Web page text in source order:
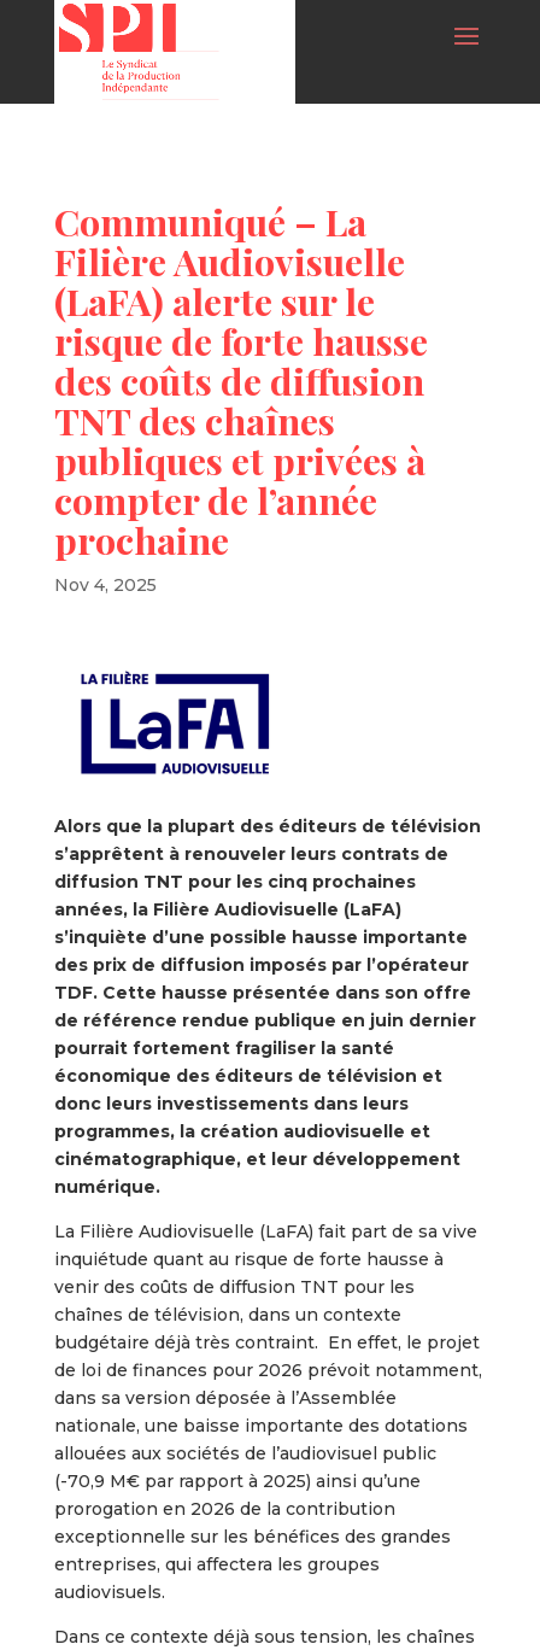
Communiqué – La
Filière Audiovisuelle
(LaFA) alerte sur le
risque de forte hausse
des coûts de diffusion
TNT des chaînes
publiques et privées à
compter de l’année
prochaine
Nov 4, 2025
Alors que la plupart des éditeurs de télévision
s’apprêtent à renouveler leurs contrats de
diffusion TNT pour les cinq prochaines
années, la Filière Audiovisuelle (LaFA)
s’inquiète d’une possible hausse importante
des prix de diffusion imposés par l’opérateur
TDF. Cette hausse présentée dans son offre
de référence rendue publique en juin dernier
pourrait fortement fragiliser la santé
économique des éditeurs de télévision et
donc leurs investissements dans leurs
programmes, la création audiovisuelle et
cinématographique, et leur développement
numérique.
La Filière Audiovisuelle (LaFA) fait part de sa vive
inquiétude quant au risque de forte hausse à
venir des coûts de diffusion TNT pour les
chaînes de télévision, dans un contexte
budgétaire déjà très contraint. En effet, le projet
de loi de finances pour 2026 prévoit notamment,
dans sa version déposée à l’Assemblée
nationale, une baisse importante des dotations
allouées aux sociétés de l’audiovisuel public
(-70,9 M€ par rapport à 2025) ainsi qu’une
prorogation en 2026 de la contribution
exceptionnelle sur les bénéfices des grandes
entreprises, qui affectera les groupes
audiovisuels.
Dans ce contexte déjà sous tension, les chaînes